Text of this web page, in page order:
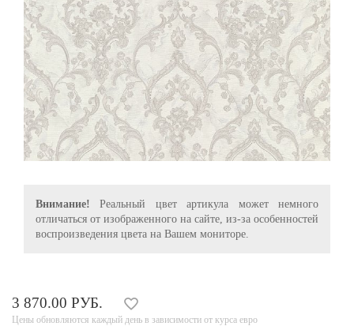
Внимание! Реальный цвет артикула может немного
отличаться от изображенного на сайте, из-за особенностей
воспроизведения цвета на Вашем мониторе.
3 870.00 РУБ.
Цены обновляются каждый день в зависимости от курса евро